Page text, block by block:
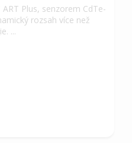
Plus, senzorem CdTe-
rozsah více než
...